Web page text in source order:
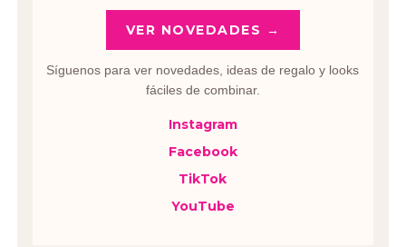
VER NOVEDADES →
Síguenos para ver novedades, ideas de regalo y looks
fáciles de combinar.
Instagram
Facebook
TikTok
YouTube